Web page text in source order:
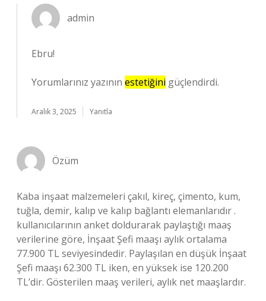
admin
Ebru!
Yorumlarınız yazının estetiğini güçlendirdi.
Aralık 3, 2025 Yanıtla
Özüm
Kaba inşaat malzemeleri çakıl, kireç, çimento, kum,
tuğla, demir, kalıp ve kalıp bağlantı elemanlarıdır .
kullanıcılarının anket doldurarak paylaştığı maaş
verilerine göre, İnşaat Şefi maaşı aylık ortalama
77.900 TL seviyesindedir. Paylaşılan en düşük İnşaat
Şefi maaşı 62.300 TL iken, en yüksek ise 120.200
TL’dir. Gösterilen maaş verileri, aylık net maaşlardır.